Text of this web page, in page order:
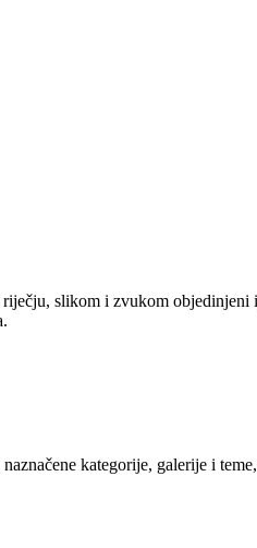
slikom i zvukom
kategorije, galerije i